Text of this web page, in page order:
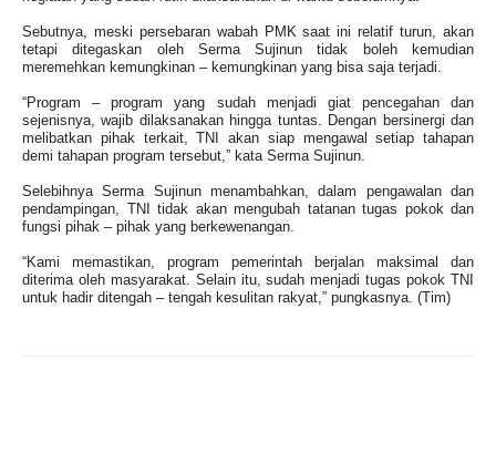
Sebutnya, meski persebaran wabah PMK saat ini relatif turun, akan
tetapi ditegaskan oleh Serma Sujinun tidak boleh kemudian
meremehkan kemungkinan – kemungkinan yang bisa saja terjadi.
“Program – program yang sudah menjadi giat pencegahan dan
sejenisnya, wajib dilaksanakan hingga tuntas. Dengan bersinergi dan
melibatkan pihak terkait, TNI akan siap mengawal setiap tahapan
demi tahapan program tersebut,” kata Serma Sujinun.
Selebihnya Serma Sujinun menambahkan, dalam pengawalan dan
pendampingan, TNI tidak akan mengubah tatanan tugas pokok dan
fungsi pihak – pihak yang berkewenangan.
“Kami memastikan, program pemerintah berjalan maksimal dan
diterima oleh masyarakat. Selain itu, sudah menjadi tugas pokok TNI
untuk hadir ditengah – tengah kesulitan rakyat,” pungkasnya. (Tim)